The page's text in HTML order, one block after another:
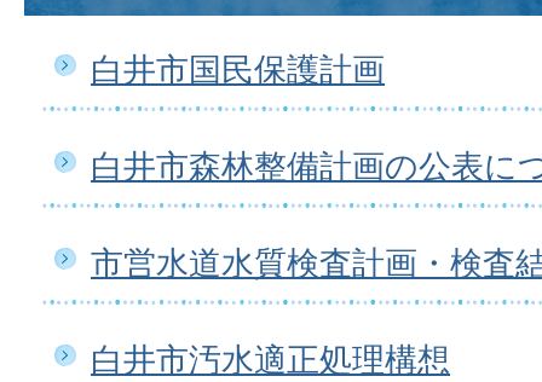
白井市国民保護計画
白井市森林整備計画の公表に
市営水道水質検査計画・検査
白井市汚水適正処理構想